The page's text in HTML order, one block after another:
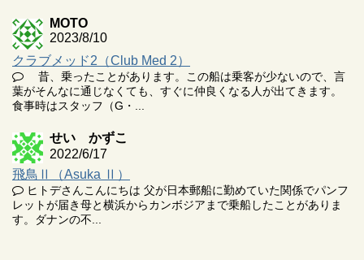
MOTO
2023/8/10
クラブメッド2（Club Med 2）
昔、乗ったことがあります。この船は乗客が少ないので、言
葉がそんなに通じなくても、すぐに仲良くなる人が出てきます。
食事時はスタッフ（G・...
せい かずこ
2022/6/17
飛鳥Ⅱ（Asuka Ⅱ）
ヒトデさんこんにちは 父が日本郵船に勤めていた関係でパンフ
レットが届き母と横浜からカンボジアまで乗船したことがありま
す。ダナンの不...